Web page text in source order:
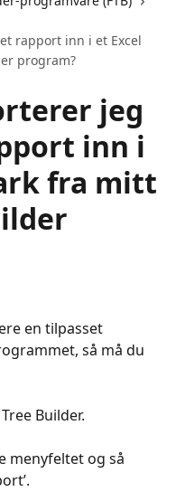
rapport inn i et Excel
program?
jeg
inn i
fra mitt
en tilpasset
så må du
Builder.
menyfeltet og så